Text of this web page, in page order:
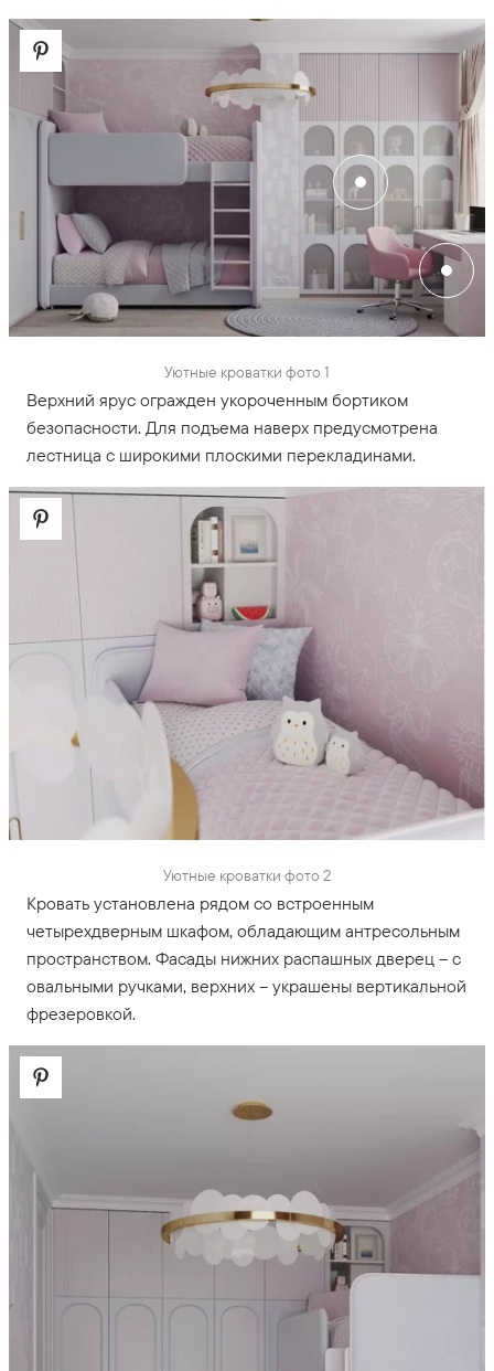
Уютные кроватки фото 1
Верхний ярус огражден укороченным бортиком
безопасности. Для подъема наверх предусмотрена
лестница с широкими плоскими перекладинами.
Уютные кроватки фото 2
Кровать установлена рядом со встроенным
четырехдверным шкафом, обладающим антресольным
пространством. Фасады нижних распашных дверец – с
овальными ручками, верхних – украшены вертикальной
фрезеровкой.